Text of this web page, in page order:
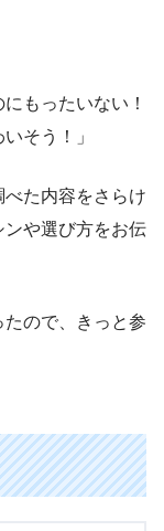
もったいない！
そう！」
た内容をさらけ
や選び方をお伝
ので、きっと参